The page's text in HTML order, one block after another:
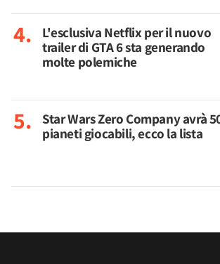
L'esclusiva Netflix per il nuovo
trailer di GTA 6 sta generando
molte polemiche
Star Wars Zero Company avrà
pianeti giocabili, ecco la lista